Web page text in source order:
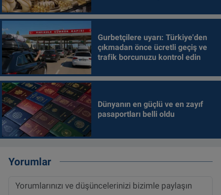
Gurbetçilere uyarı: Türkiye'den
çıkmadan önce ücretli geçiş ve
trafik borcunuzu kontrol edin
Dünyanın en güçlü ve en zayıf
pasaportları belli oldu
Yorumlar